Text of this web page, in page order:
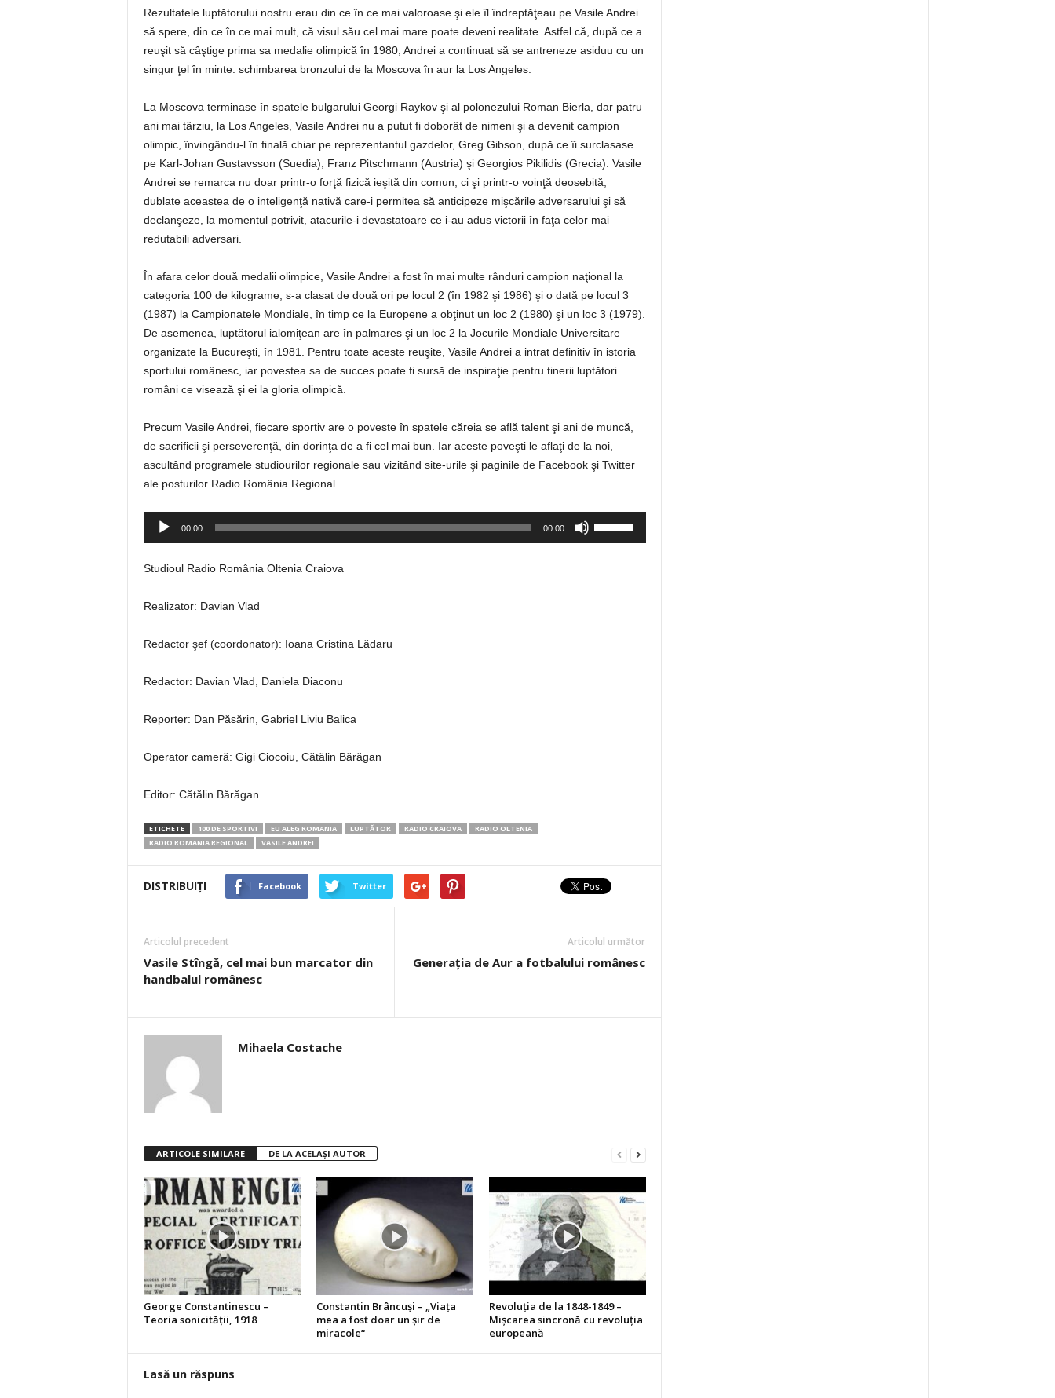
Rezultatele luptătorului nostru erau din ce în ce mai valoroase şi ele îl îndreptăţeau pe Vasile Andrei
să spere, din ce în ce mai mult, că visul său cel mai mare poate deveni realitate. Astfel că, după ce a
reuşit să câştige prima sa medalie olimpică în 1980, Andrei a continuat să se antreneze asiduu cu un
singur ţel în minte: schimbarea bronzului de la Moscova în aur la Los Angeles.
La Moscova terminase în spatele bulgarului Georgi Raykov şi al polonezului Roman Bierla, dar patru
ani mai târziu, la Los Angeles, Vasile Andrei nu a putut fi doborât de nimeni şi a devenit campion
olimpic, învingându-l în finală chiar pe reprezentantul gazdelor, Greg Gibson, după ce îi surclasase
pe Karl-Johan Gustavsson (Suedia), Franz Pitschmann (Austria) şi Georgios Pikilidis (Grecia). Vasile
Andrei se remarca nu doar printr-o forţă fizică ieşită din comun, ci şi printr-o voinţă deosebită,
dublate aceastea de o inteligenţă nativă care-i permitea să anticipeze mişcările adversarului şi să
declanşeze, la momentul potrivit, atacurile-i devastatoare ce i-au adus victorii în faţa celor mai
redutabili adversari.
În afara celor două medalii olimpice, Vasile Andrei a fost în mai multe rânduri campion naţional la
categoria 100 de kilograme, s-a clasat de două ori pe locul 2 (în 1982 şi 1986) şi o dată pe locul 3
(1987) la Campionatele Mondiale, în timp ce la Europene a obţinut un loc 2 (1980) şi un loc 3 (1979).
De asemenea, luptătorul ialomiţean are în palmares şi un loc 2 la Jocurile Mondiale Universitare
organizate la Bucureşti, în 1981. Pentru toate aceste reuşite, Vasile Andrei a intrat definitiv în istoria
sportului românesc, iar povestea sa de succes poate fi sursă de inspiraţie pentru tinerii luptători
români ce visează şi ei la gloria olimpică.
Precum Vasile Andrei, fiecare sportiv are o poveste în spatele căreia se află talent şi ani de muncă,
de sacrificii şi perseverenţă, din dorinţa de a fi cel mai bun. Iar aceste poveşti le aflaţi de la noi,
ascultând programele studiourilor regionale sau vizitând site-urile şi paginile de Facebook şi Twitter
ale posturilor Radio România Regional.
Player
00:00 00:00
Studioul Radio România Oltenia Craiova
Realizator: Davian Vlad
Redactor şef (coordonator): Ioana Cristina Lădaru
Redactor: Davian Vlad, Daniela Diaconu
Reporter: Dan Păsărin, Gabriel Liviu Balica
Operator cameră: Gigi Ciocoiu, Cătălin Bărăgan
Editor: Cătălin Bărăgan
ETICHETE 100 DE SPORTIVI EU ALEG ROMANIA LUPTĂTOR RADIO CRAIOVA
RADIO OLTENIA
RADIO ROMANIA REGIONAL
VASILE ANDREI
DISTRIBUIȚI Facebook Twitter
Articolul precedent
Vasile Stîngă, cel mai bun marcator din
handbalul românesc
Articolul următor
Generația de Aur a fotbalului românesc
Mihaela Costache
ARTICOLE SIMILARE DE LA ACELAȘI AUTOR
George Constantinescu –
Teoria sonicităţii, 1918
Constantin Brâncuşi – „Viaţa
mea a fost doar un şir de
miracole“
Revoluţia de la 1848-1849 –
Mişcarea sincronă cu revoluţia
europeană
Lasă un răspuns